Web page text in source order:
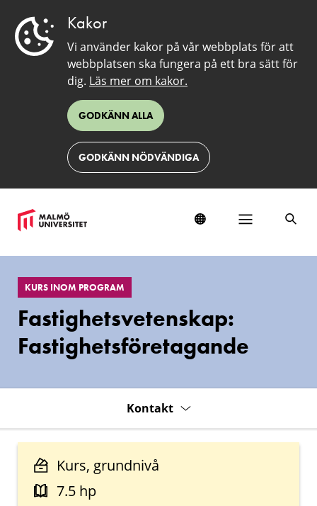
Kakor
Vi använder kakor på vår webbplats för att
webbplatsen ska fungera på ett bra sätt för
dig. Läs mer om kakor.
GODKÄNN ALLA
GODKÄNN NÖDVÄNDIGA
EduSinglePage
KURS INOM PROGRAM
Fastighetsvetenskap:
Fastighetsföretagande
Kontakt
Kurs, grundnivå
7.5 hp